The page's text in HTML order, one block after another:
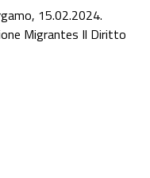
15.02.2024.
Migrantes Il Diritto